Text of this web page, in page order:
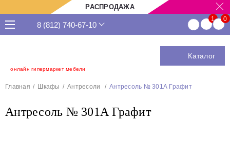
РАСПРОДАЖА
онлайн гипермаркет мебели
8 (812) 740-67-10
Каталог
Главная Шкафы Антресоли Антресоль № 301А Графит
Антресоль № 301А Графит